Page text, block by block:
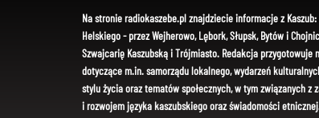
Na stronie radiokaszebe.pl znajdziecie informacje z Kaszub:
Helskiego - przez Wejherowo, Lębork, Słupsk, Bytów i
Szwajcarię Kaszubską i Trójmiasto. Redakcja przygotowuje
dotyczące m.in. samorządu lokalnego, wydarzeń
stylu życia oraz tematów społecznych, w tym związanych z
i rozwojem języka kaszubskiego oraz świadomości